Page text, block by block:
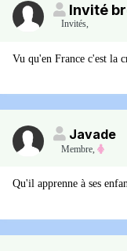
Invité
Invités,
Vu qu'en France c'est la
Javade
Membre,
Qu'il apprenne à ses